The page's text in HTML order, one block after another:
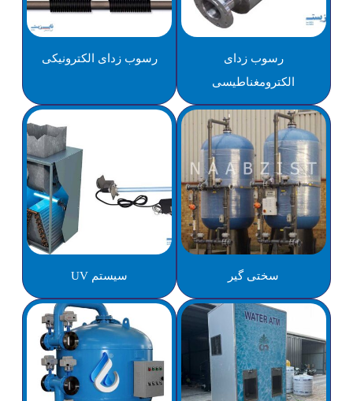
رسوب زدای
الکترومغناطیسی
رسوب زدای الکترونیکی
سختی گیر سیستم UV